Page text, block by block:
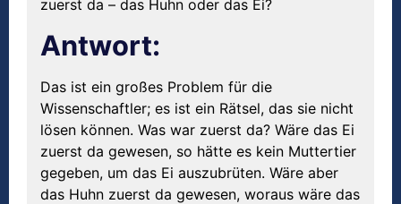
zuerst da – das Huhn oder das Ei?
Antwort:
Das ist ein großes Problem für die
Wissenschaftler; es ist ein Rätsel, das sie nicht
lösen können. Was war zuerst da? Wäre das Ei
zuerst da gewesen, so hätte es kein Muttertier
gegeben, um das Ei auszubrüten. Wäre aber
das Huhn zuerst da gewesen, woraus wäre das